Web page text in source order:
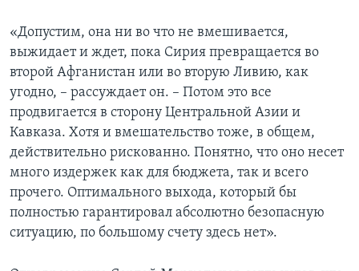
«Допустим, она ни во что не вмешивается,
выжидает и ждет, пока Сирия превращается во
второй Афганистан или во вторую Ливию, как
угодно, – рассуждает он. – Потом это все
продвигается в сторону Центральной Азии и
Кавказа. Хотя и вмешательство тоже, в общем,
действительно рискованно. Понятно, что оно несет
много издержек как для бюджета, так и всего
прочего. Оптимального выхода, который бы
полностью гарантировал абсолютно безопасную
ситуацию, по большому счету здесь нет».